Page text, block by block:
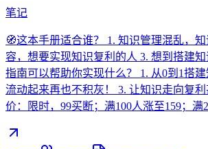
笔记
🧭这本手册适合谁？ 1. 知识管理混乱，
容，想要实现知识复利的人 3. 想到搭建
指南可以帮助你实现什么？ 1. 从0到1搭
流动起来再也不积灰！ 3. 让知识走向复
价：限时，99买断；满100人涨至159；满